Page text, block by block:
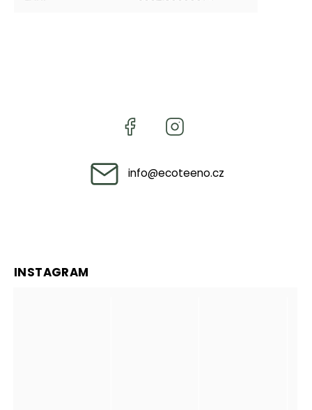
info@ecoteeno.cz
INSTAGRAM